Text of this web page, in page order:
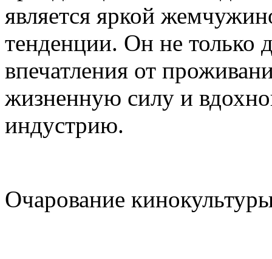
является яркой
тенденции. Он не только
впечатления от
жизненную силу и
индустрию.
Очарование